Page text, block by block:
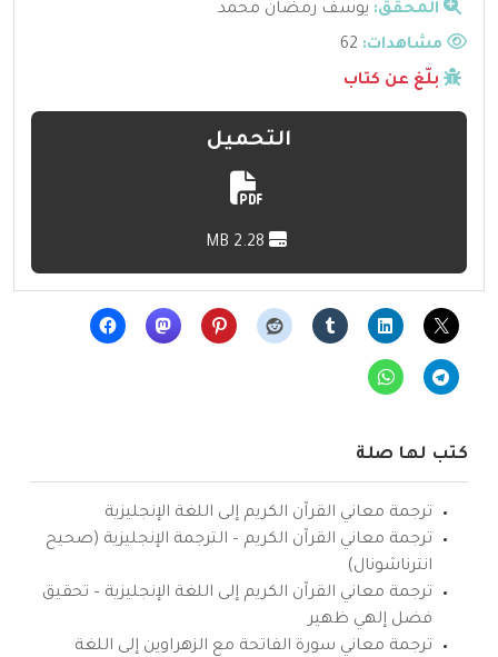
المحقق: يوسف رمضان محمد
مشاهدات:
بلّغ عن كتاب
التحميل
كتب لها صلة
ترجمة معاني القرآن الكريم إلى اللغة الإنجليزية
ترجمة معاني القرآن الكريم – الترجمة الإنجليزية (صحيح
انترناشونال)
ترجمة معاني القرآن الكريم إلى اللغة الإنجليزية – تحقيق
فضل إلهي ظهير
ترجمة معاني سورة الفاتحة مع الزهراوين إلى اللغة